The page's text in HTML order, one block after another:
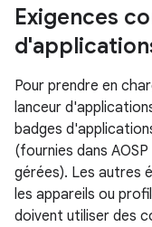
Exigences
Pour prendre en
lanceur
badges
(fournies dans
gérées). Les autres
les appareils ou
doivent utiliser des